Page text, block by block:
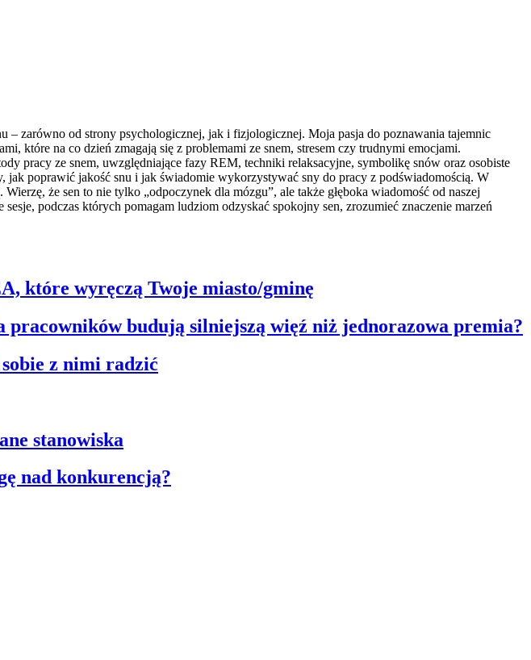
zarówno od strony psychologicznej, jak i fizjologicznej. Moja pasja do poznawania tajemnic
które na co dzień zmagają się z problemami ze snem, stresem czy trudnymi emocjami.
pracy ze snem, uwzględniające fazy REM, techniki relaksacyjne, symbolikę snów oraz osobiste
jak poprawić jakość snu i jak świadomie wykorzystywać sny do pracy z podświadomością. W
że sen to nie tylko „odpoczynek dla mózgu”, ale także głęboka wiadomość od naszej
podczas których pomagam ludziom odzyskać spokojny sen, zrozumieć znaczenie marzeń
które wyręczą Twoje miasto/gminę
pracowników budują silniejszą więź niż jednorazowa premia?
z nimi radzić
stanowiska
nad konkurencją?